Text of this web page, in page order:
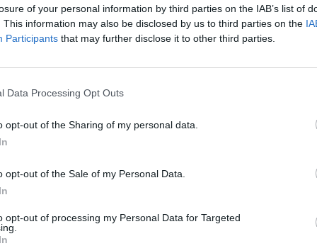
of your personal information by third parties on the IAB’s list of
This information may also be disclosed by us to third parties on the
Participants that may further disclose it to other third parties.
Data Processing Opt Outs
opt-out of the Sharing of my personal data.
opt-out of the Sale of my Personal Data.
opt-out of processing my Personal Data for Targeted
hétvége és tanítási szünet